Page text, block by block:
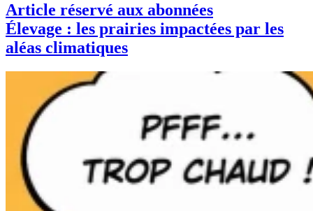
Article réservé aux abonnées
Élevage : les prairies impactées par les
aléas climatiques